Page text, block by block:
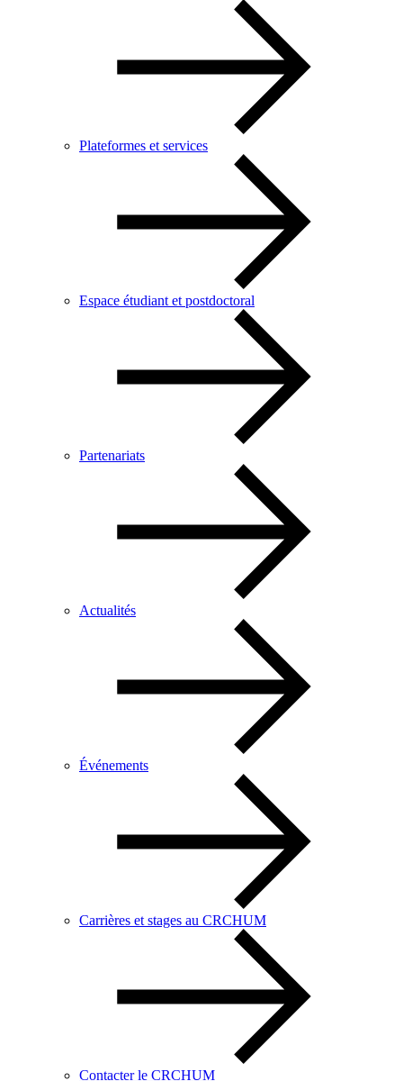
Plateformes et services
Espace étudiant et postdoctoral
Partenariats
Actualités
Événements
Carrières et stages au CRCHUM
Contacter le CRCHUM